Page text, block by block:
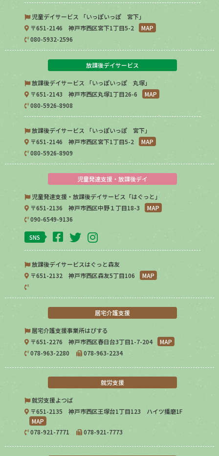
児童デイサービス 「いっぽいっぽ 宮下」
〒651-2146 神戸市西区宮下1丁目5-2
MAP
080-5932-2596
放課後デイサービス
放課後デイサービス 「いっぽいっぽ 丸塚」
〒651-2143 神戸市西区丸塚1丁目26-6
MAP
080-5926-8908
放課後デイサービス 「いっぽいっぽ 宮下」
〒651-2146 神戸市西区宮下1丁目5-2
MAP
080-5926-8909
児童発達支援・放課後デイ
児童発達支援・放課後デイサービス「はぐっと」
〒651-2136 神戸市西区中野１丁目18-3
MAP
090-6549-9136
SNS
放課後デイサービスはぐっと森友
〒651-2132 神戸市西区森友5丁目106
MAP
居宅介護支援
居宅介護支援事業所はぴする
〒651-2276 神戸市西区春日台3丁目1-7-204
MAP
078-963-2280
078-963-2234
就労支援
就労支援よつば
〒651-2135 神戸市西区王塚台1丁目123 ハイツ播磨1F
MAP
078-921-7771
078-921-7773